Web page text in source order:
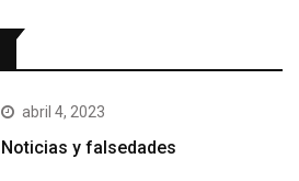
abril 4, 2023
Noticias y falsedades